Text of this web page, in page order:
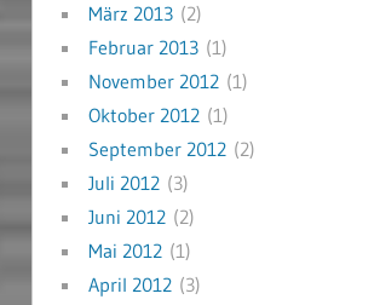
März 2013(2)
Februar 2013(1)
November 2012(1)
Oktober 2012(1)
September 2012(2)
Juli 2012(3)
Juni 2012(2)
Mai 2012(1)
April 2012(3)